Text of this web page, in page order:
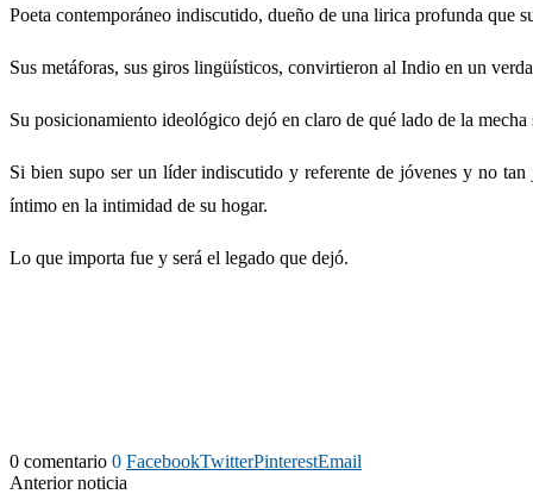
Poeta contemporáneo indiscutido, dueño de una lirica profunda que
Sus metáforas, sus giros lingüísticos, convirtieron al Indio en un
Su posicionamiento ideológico dejó en claro de qué lado de la mecha
Si bien supo ser un líder indiscutido y referente de jóvenes y no
íntimo en la intimidad de su hogar.
Lo que importa fue y será el legado que dejó.
0 comentario 0 FacebookTwitterPinterestEmail
Anterior noticia